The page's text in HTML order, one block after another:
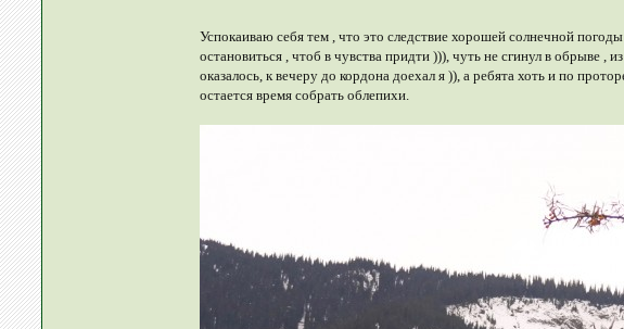
Успокаиваю себя тем , что это следствие хорошей солнечной
остановиться , чтоб в чувства придти ))), чуть не сгинул в обрыве
оказалось, к вечеру до кордона доехал я )), а ребята хоть и по
остается время собрать облепихи.